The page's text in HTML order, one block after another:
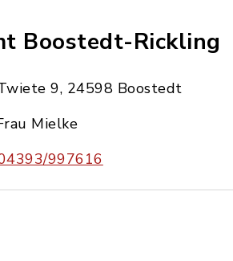
Boostedt-Rickling
9, 24598 Boostedt
Mielke
997616